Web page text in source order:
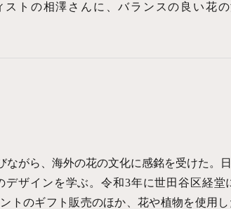
トの相澤さんに、バランスの良い花
ながら、海外の花の文化に感銘を受けた。
デザインを学ぶ。令和3年に世田谷区経堂
トのギフト販売のほか、花や植物を使用